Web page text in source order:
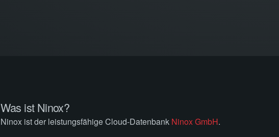
Was ist Ninox?
Ninox ist der leistungsfähige Cloud-Datenbank Ninox GmbH.